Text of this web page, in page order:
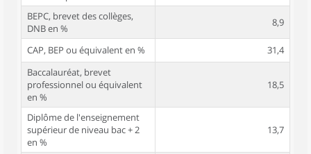
BEPC, brevet des collèges,
DNB en %
8,9
CAP, BEP ou équivalent en %
31,4
Baccalauréat, brevet
professionnel ou équivalent
en %
18,5
Diplôme de l'enseignement
supérieur de niveau bac + 2
en %
13,7